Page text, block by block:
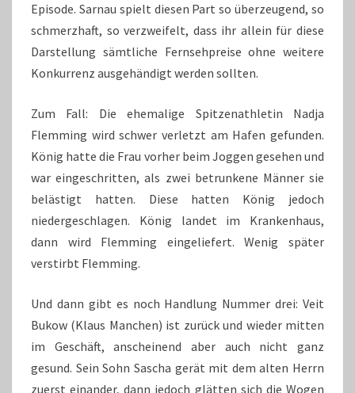
Episode. Sarnau spielt diesen Part so überzeugend, so
schmerzhaft, so verzweifelt, dass ihr allein für diese
Darstellung sämtliche Fernsehpreise ohne weitere
Konkurrenz ausgehändigt werden sollten.
Zum Fall: Die ehemalige Spitzenathletin Nadja
Flemming wird schwer verletzt am Hafen gefunden.
König hatte die Frau vorher beim Joggen gesehen und
war eingeschritten, als zwei betrunkene Männer sie
belästigt hatten. Diese hatten König jedoch
niedergeschlagen. König landet im Krankenhaus,
dann wird Flemming eingeliefert. Wenig später
verstirbt Flemming.
Und dann gibt es noch Handlung Nummer drei: Veit
Bukow (Klaus Manchen) ist zurück und wieder mitten
im Geschäft, anscheinend aber auch nicht ganz
gesund. Sein Sohn Sascha gerät mit dem alten Herrn
zuerst einander, dann jedoch glätten sich die Wogen